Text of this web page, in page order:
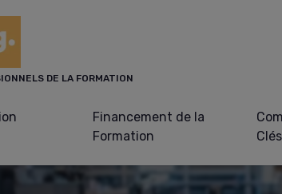
DE LA FORMATION
Financement de la
Formation
Clés